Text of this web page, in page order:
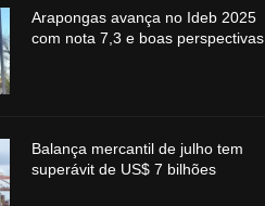
Arapongas avança no Ideb 2025
com nota 7,3 e boas perspectivas
Balança mercantil de julho tem
superávit de US$ 7 bilhões